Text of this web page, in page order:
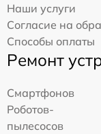
Наши услуги
Согласие на
Способы оплаты
Ремонт
Смартфонов
Роботов-
пылесосов